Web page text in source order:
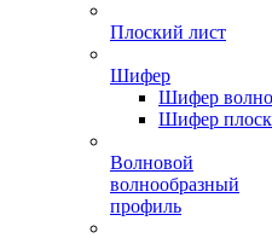
Плоский лист
Шифер
Шифер
Шифер
Волновой
волнообразный
профиль